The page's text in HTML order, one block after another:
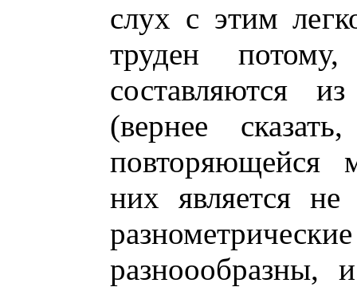
слух с этим
труден
составляются
(вернее
повторяющейся
них является
разноообразны,